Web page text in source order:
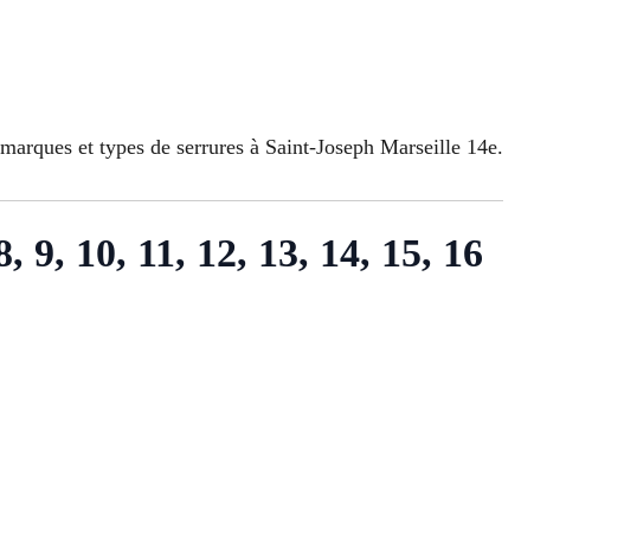
et types de serrures à Saint-Joseph Marseille 14e.
9, 10, 11, 12, 13, 14, 15, 16